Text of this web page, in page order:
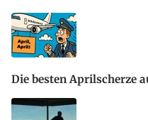
Die besten Aprilscherze